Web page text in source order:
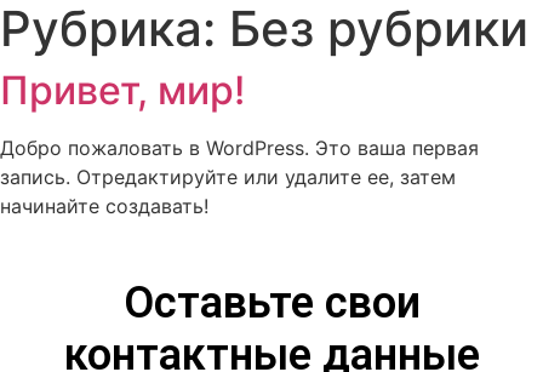
Рубрика: Без рубрики
Привет, мир!
Добро пожаловать в WordPress. Это ваша первая
запись. Отредактируйте или удалите ее, затем
начинайте создавать!
Оставьте свои
контактные данные